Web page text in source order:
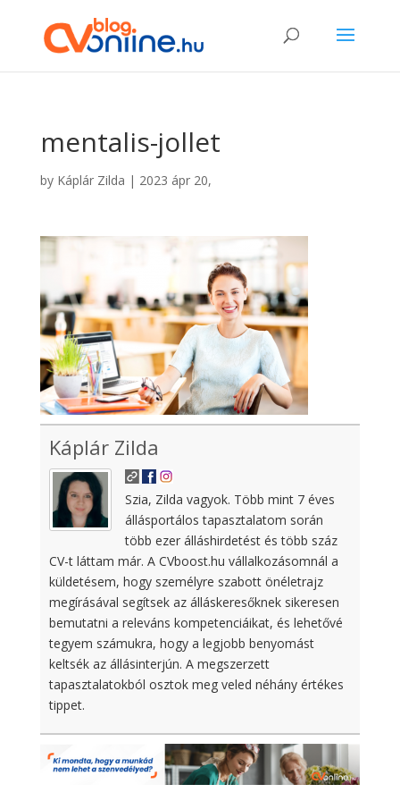
mentalis-jollet
by Káplár Zilda | 2023 ápr 20,
Káplár Zilda
Szia, Zilda vagyok. Több mint 7 éves
állásportálos tapasztalatom során
több ezer álláshirdetést és több száz
CV-t láttam már. A CVboost.hu vállalkozásomnál a
küldetésem, hogy személyre szabott önéletrajz
megírásával segítsek az álláskeresőknek sikeresen
bemutatni a releváns kompetenciáikat, és lehetővé
tegyem számukra, hogy a legjobb benyomást
keltsék az állásinterjún. A megszerzett
tapasztalatokból osztok meg veled néhány értékes
tippet.